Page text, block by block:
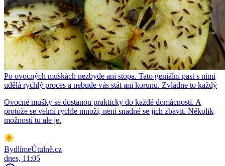
Po ovocných muškách nezbyde ani stopa. Tato geniální past s nimi
udělá rychlý proces a nebude vás stát ani korunu. Zvládne to každý
Ovocné mušky se dostanou prakticky do každé domácnosti. A
protože se velmi rychle množí, není snadné se jich zbavit. Několik
možností tu ale je.
BydlímeÚtulně.cz
dnes, 11:05